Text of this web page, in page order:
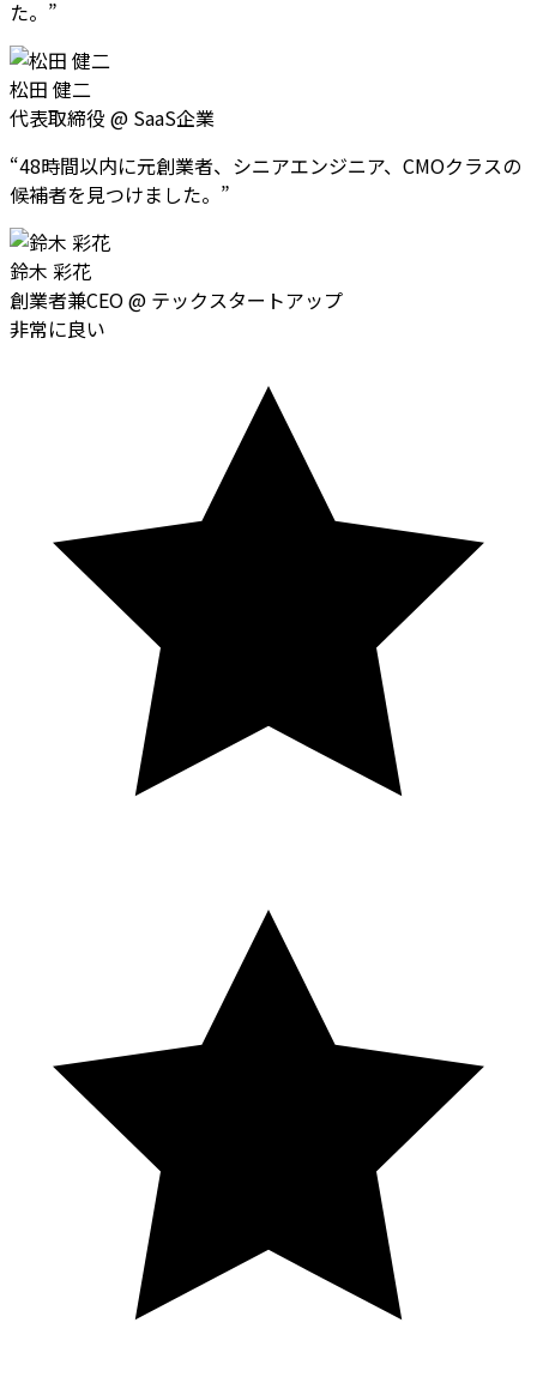
た。 ”
松田 健二
代表取締役 @ SaaS企業
“48時間以内に元創業者、シニアエンジニア、CMOクラスの
候補者を見つけました。 ”
鈴木 彩花
創業者兼CEO@ テックスタートアップ
非常に良い